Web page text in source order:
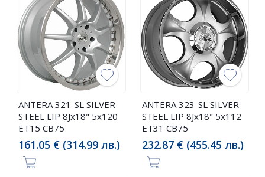
ANTERA 321-SL SILVER
STEEL LIP 8Jx18" 5x120
ET15 CB75
161.05 € (314.99 лв.)
ANTERA 323-SL SILVER
STEEL LIP 8Jx18" 5x112
ET31 CB75
232.87 € (455.45 лв.)